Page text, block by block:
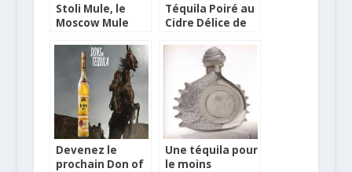
Stoli Mule, le
Moscow Mule
Stolichnaya
Téquila Poiré au
Cidre Délice de
Devenez le
prochain Don of
Une téquila pour
le moins